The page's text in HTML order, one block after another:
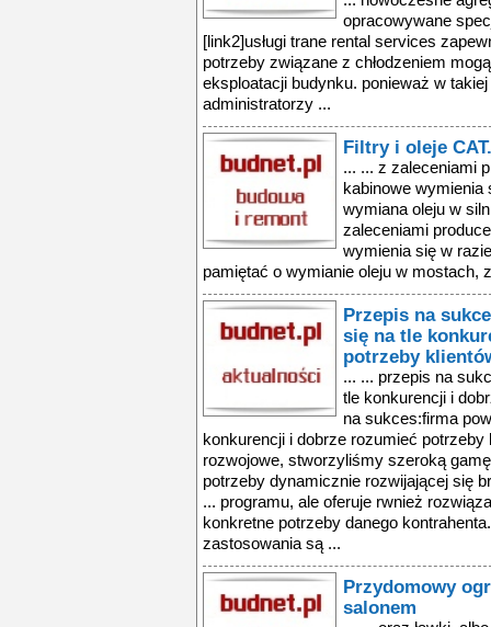
opracowywane
[link2]usługi trane rental services
potrzeby związane z chłodzeniem
eksploatacji budynku. ponieważ w
administratorzy ...
Filtry i oleje
... ... z zaleceniami
kabinowe wymienia
wymiana oleju w
zaleceniami
wymienia się w
pamiętać o wymianie oleju w mostach,
Przepis na
się na tle
potrzeby
... ... przepis na
tle konkurencji i
na sukces:firma
konkurencji i dobrze rozumieć
rozwojowe, stworzyliśmy szeroką
potrzeby dynamicznie rozwijającej się
... programu, ale oferuje rwnież
konkretne potrzeby danego
zastosowania są ...
Przydomowy
salonem